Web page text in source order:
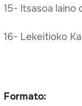
15- Itsasoa laino
16- Lekeitioko
Formato: